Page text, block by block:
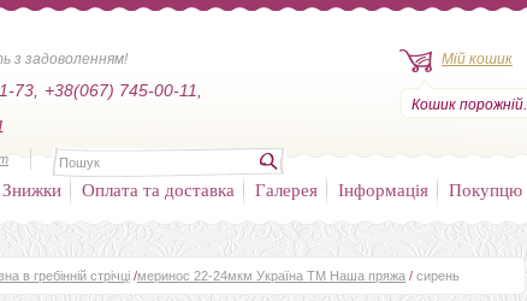
з задоволенням!
73,
+38(067) 745-00-11,
Мій кошик
Кошик порожній.
Знижки Оплата та доставка Галерея Інформація Покупцю
в гребінній стрічці /меринос 22-24мкм Україна ТМ Наша пряжа / сирень